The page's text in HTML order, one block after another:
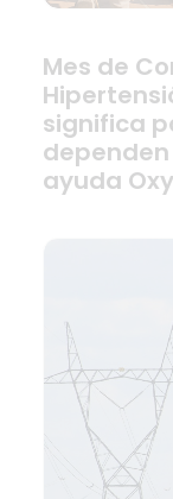
Mes de
significa
ayuda